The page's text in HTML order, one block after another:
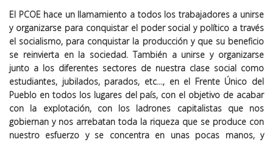
El PCOE hace un llamamiento a todos los trabajadores a unirse
y organizarse para conquistar el poder social y político a través
el socialismo, para conquistar la producción y que su beneficio
se reinvierta en la sociedad. También a unirse y organizarse
junto a los diferentes sectores de nuestra clase social como
estudiantes, jubilados, parados, etc…, en el Frente Único del
Pueblo en todos los lugares del país, con el objetivo de acabar
con la explotación, con los ladrones capitalistas que nos
gobiernan y nos arrebatan toda la riqueza que se produce con
nuestro esfuerzo y se concentra en unas pocas manos, y